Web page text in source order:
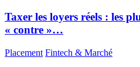
Taxer les loyers réels : les
« contre »…
Placement Fintech & Marché